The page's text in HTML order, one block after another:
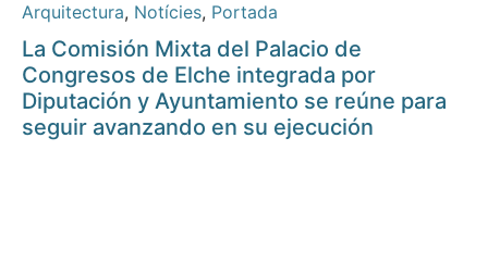
Arquitectura, Notícies, Portada
La Comisión Mixta del Palacio de
Congresos de Elche integrada por
Diputación y Ayuntamiento se reúne para
seguir avanzando en su ejecución